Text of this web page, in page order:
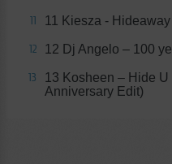
11 11 Kiesza -
12 12 Dj Angelo – 100
13
13 Kosheen – Hide
Anniversary Edit)